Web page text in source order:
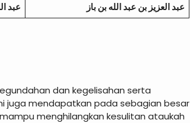
عبد عبد العزيز بن عبد الله بن باز
dan kegelisahan serta
juga mendapatkan pada sebagian besar
menghilangkan kesulitan ataukah